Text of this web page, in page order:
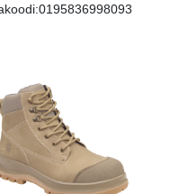
0195836998093